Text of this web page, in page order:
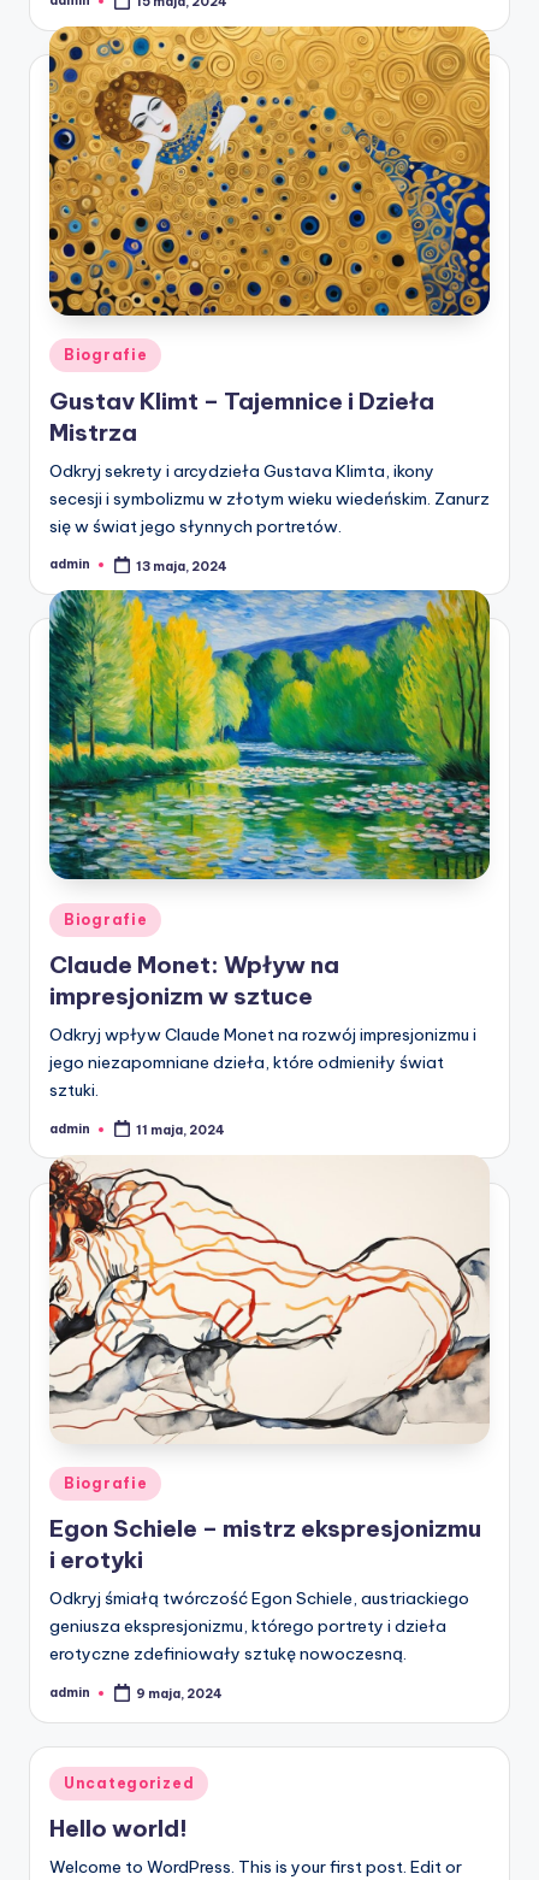
Posted
Posted
Biografie
Gustav Klimt – Tajemnice i Dzieła
Mistrza
Odkryj sekrety i arcydzieła Gustava Klimta, ikony
secesji i symbolizmu w złotym wieku wiedeńskim. Zanurz
się w świat jego słynnych portretów.
Posted
admin 13 maja, 2024
Posted
in
Biografie
Claude Monet: Wpływ na
impresjonizm w sztuce
Odkryj wpływ Claude Monet na rozwój impresjonizmu i
jego niezapomniane dzieła, które odmieniły świat
sztuki.
Posted
admin 11 maja, 2024
Posted
in
Biografie
Egon Schiele – mistrz ekspresjonizmu
i erotyki
Odkryj śmiałą twórczość Egon Schiele, austriackiego
geniusza ekspresjonizmu, którego portrety i dzieła
erotyczne zdefiniowały sztukę nowoczesną.
Posted
admin 9 maja, 2024
Posted
in
Uncategorized
Hello world!
Welcome to WordPress. This is your first post. Edit or